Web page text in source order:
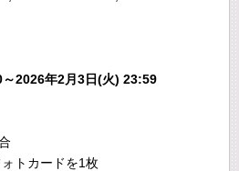
2026年2月3日(火) 23:59
トカードを1枚